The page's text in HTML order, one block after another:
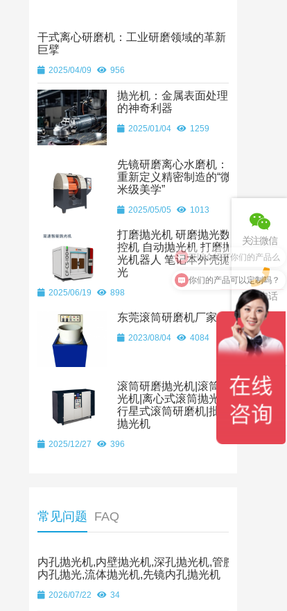
干式离心研磨机：工业研磨领域的革新
巨擘
2025/04/09 956
抛光机：金属表面处理
的神奇利器
2025/01/04 1259
先镜研磨离心水磨机：
重新定义精密制造的“微
米级美学”
2025/05/05 1013
打磨抛光机 研磨抛光数
控机 自动抛光机 打磨抛
光机器人 笔记本外壳抛
光
2025/06/19 898
东莞滚筒研磨机厂家
2023/08/04 4084
滚筒研磨抛光机|滚筒抛
光机|离心式滚筒抛光机|
行星式滚筒研磨机|批量
抛光机
2025/12/27 396
常见问题 FAQ
内孔抛光机,内壁抛光机,深孔抛光机,管腔
内孔抛光,流体抛光机,先镜内孔抛光机
2026/07/22 34
关注微信
联系电话
回到顶部
可以介绍下你们的产品么
你们的产品可以定制吗？